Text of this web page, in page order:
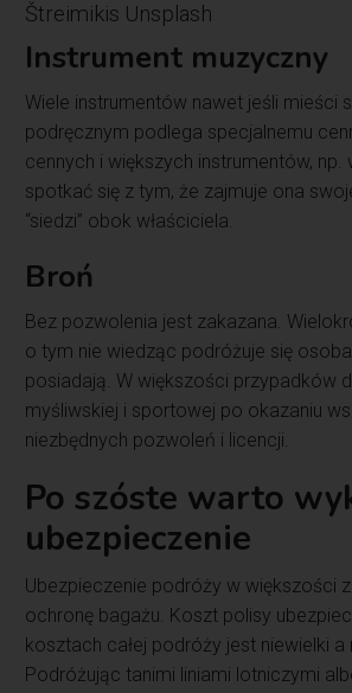
Štreimikis Unsplash
Instrument muzyczny
Wiele instrumentów nawet jeśli mieści
podręcznym podlega specjalnemu
cennych i większych instrumentów,
spotkać się z tym, że zajmuje ona
“siedzi” obok właściciela.
Broń
Bez pozwolenia jest zakazana.
o tym nie wiedząc podróżuje się
posiadają. W większości przypadków
myśliwskiej i sportowej po okazaniu
niezbędnych pozwoleń i licencji.
Po szóste warto
ubezpieczenie
Ubezpieczenie podróży w większości
ochronę bagażu. Koszt polisy
kosztach całej podróży jest niewielki
Podróżując tanimi liniami lotniczymi